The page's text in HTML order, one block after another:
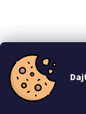
Náušnice